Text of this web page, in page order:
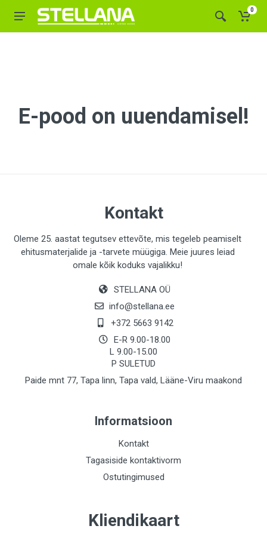
0
E-pood on uuendamisel!
Kontakt
Oleme 25. aastat tegutsev ettevõte, mis tegeleb peamiselt
ehitusmaterjalide ja -tarvete müügiga. Meie juures leiad
omale kõik koduks vajalikku!
STELLANA OÜ
info@stellana.ee
+372 5663 9142
E-R 9.00-18.00
L 9.00-15.00
P SULETUD
Paide mnt 77, Tapa linn, Tapa vald, Lääne-Viru maakond
Informatsioon
Kontakt
Tagasiside kontaktivorm
Ostutingimused
Kliendikaart